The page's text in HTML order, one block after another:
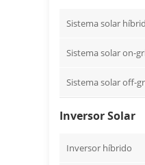
Sistema solar
Sistema solar on-
Sistema solar off-
Inversor Solar
Inversor híbrido